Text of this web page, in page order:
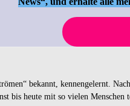
bekannt, kennengelernt.
bis heute mit so vielen